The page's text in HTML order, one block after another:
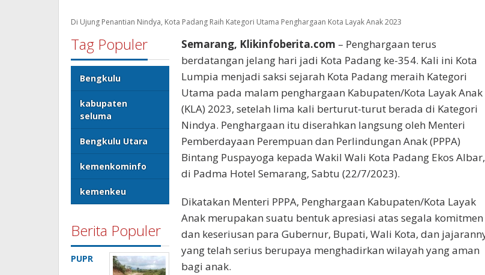
Ajukan Anggaran
APBD 2025 untuk
Lanjutan
Pembangunan Ruas
J…
Berikut
Adalah
Daftar
Nomor Telepon
Kolektor Uang Kuno
yang Dapat
“Amanat konstitusi pun mewajibkan negara untuk memenuhi
semua hak anak, melindungi anak, dan menghargai pandangan
anak sebagaimana tercantum dalam Konvensi Hak Anak yang
diratifikasi melalui peraturan perundangan lainnya,” ungkap
Menteri PPPA.
Menteri PPPA berharap Penghargaan Kabupaten/Kota Layak
Anak 2023 menjadi cambuk penyemangat bagi daerah untuk
bekerja lebih keras dalam melindungi kelompok anak dan
memastikan pemenuhan haknya. Terlebih, penghargaan KLA
tersebut terasa kian istimewa di tengah kuatnya keinginan untuk
mewujudkan pemenuhan hak dan perlindungan khusus anak
yang dilakukan secara terencana, menyeluruh, dan
berkelanjutan oleh berbagai pihak yang berbondong-bondong
bekerja keras mewujudkan cita-cita menuju Kabupaten/Kota
Layak Anak dan Indonesia Layak Anak (IDOLA) 2030 serta